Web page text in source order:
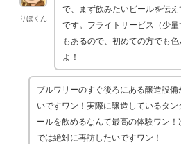
りほくん
で、まず飲みたいビールを伝
です。フライトサービス（少量
もあるので、初めての方でも
よ！
ブルワリーのすぐ後ろにある醸造設備
いですワン！実際に醸造しているタ
ールを飲めるなんて最高の体験ワン
では絶対に再訪したいですワン！